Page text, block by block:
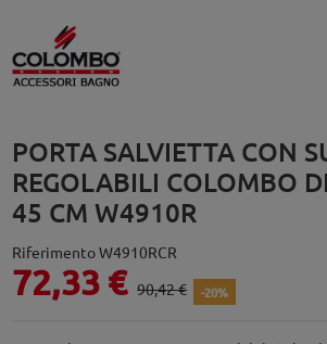
PORTA SALVIETTA CON
REGOLABILI COLOMBO
45 CM W4910R
RiferimentoW4910RCR
72,33 € 90,42 € -20%